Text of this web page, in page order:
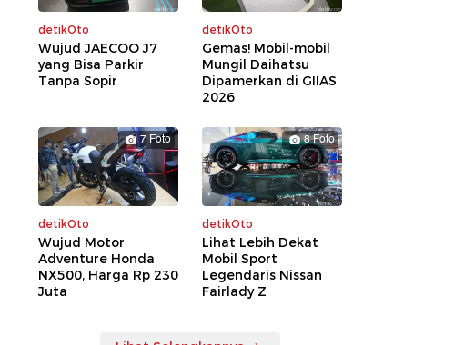
detikOto
Wujud JAECOO J7
yang Bisa Parkir
Tanpa Sopir
detikOto
Gemas! Mobil-mobil
Mungil Daihatsu
Dipamerkan di GIIAS
2026
7 Foto
detikOto
Wujud Motor
Adventure Honda
NX500, Harga Rp 230
Juta
8 Foto
detikOto
Lihat Lebih Dekat
Mobil Sport
Legendaris Nissan
Fairlady Z